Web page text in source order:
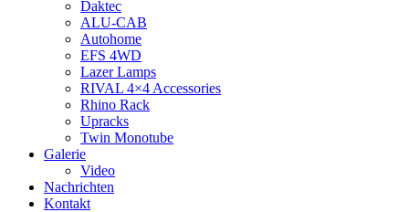
Daktec
ALU-CAB
Autohome
EFS 4WD
Lazer Lamps
RIVAL 4×4 Accessories
Rhino Rack
Upracks
Twin Monotube
Galerie
Video
Nachrichten
Kontakt